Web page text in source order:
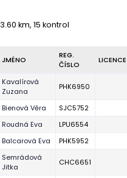
3.60 km, 15 kontrol
JMÉNO
REG.
ČÍSLO
LICENCE
Kavalírová
Zuzana
PHK6950
Bienová Věra SJC5752
Roudná Eva LPU6554
Balcarová Eva PHK5952
Semrádová
Jitka
CHC6651